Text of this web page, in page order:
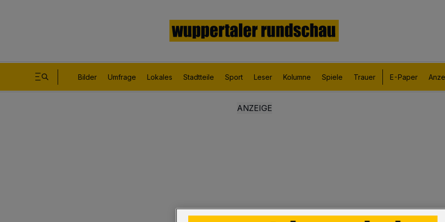
Bilder Umfrage Lokales Stadtteile Sport Leser Kolumne Spiele Trauer E-Paper